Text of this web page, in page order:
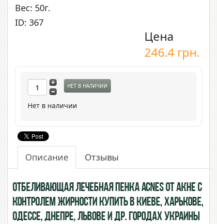
Вес: 50г.
ID: 367
Цена
246.4 грн.
НЕТ В НАЛИЧИИ
Нет в наличии
Описание Отзывы
Отбеливающая лечебная пенка Acnes от акне с
контролем жирности купить в Киеве, Харькове,
Одессе, Днепре, Львове и др. городах Украины